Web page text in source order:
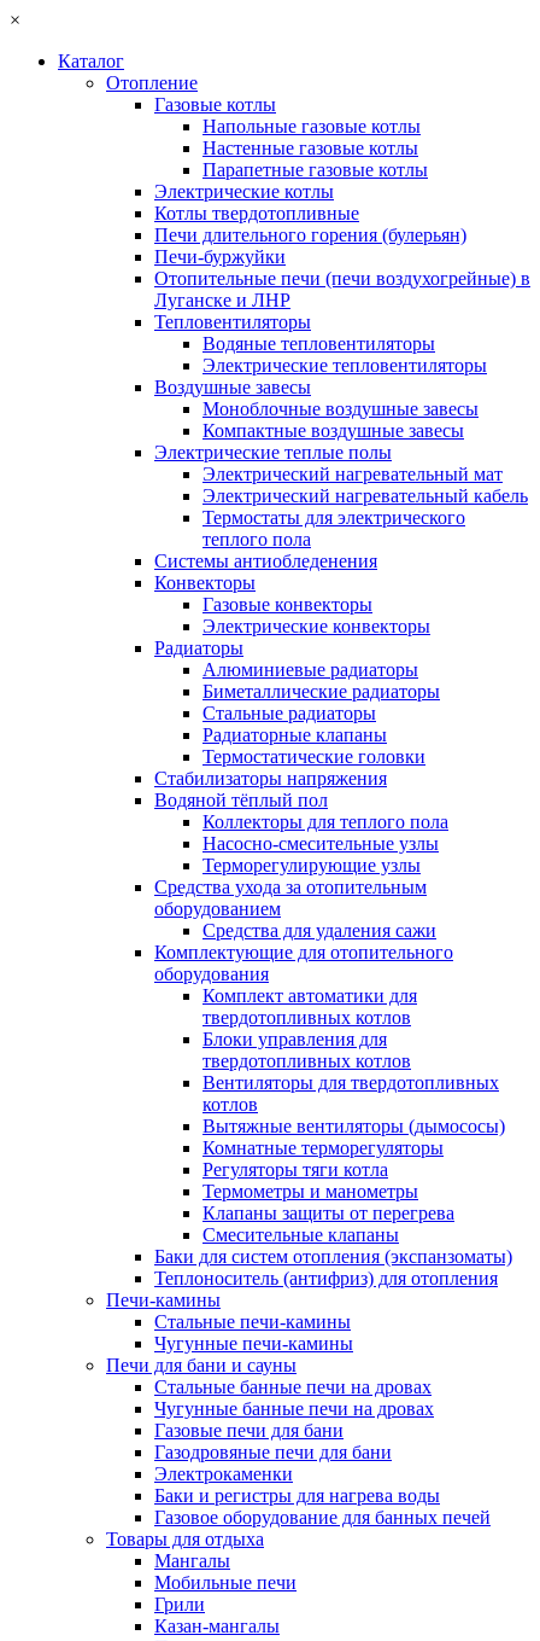
×
Каталог
Отопление
Газовые котлы
Напольные газовые котлы
Настенные газовые котлы
Парапетные газовые котлы
Электрические котлы
Котлы твердотопливные
Печи длительного горения (булерьян)
Печи-буржуйки
Отопительные печи (печи воздухогрейные) в
Луганске и ЛНР
Тепловентиляторы
Водяные тепловентиляторы
Электрические тепловентиляторы
Воздушные завесы
Моноблочные воздушные завесы
Компактные воздушные завесы
Электрические теплые полы
Электрический нагревательный мат
Электрический нагревательный кабель
Термостаты для электрического
теплого пола
Системы антиобледенения
Конвекторы
Газовые конвекторы
Электрические конвекторы
Радиаторы
Алюминиевые радиаторы
Биметаллические радиаторы
Стальные радиаторы
Радиаторные клапаны
Термостатические головки
Стабилизаторы напряжения
Водяной тёплый пол
Коллекторы для теплого пола
Насосно-смесительные узлы
Терморегулирующие узлы
Средства ухода за отопительным
оборудованием
Средства для удаления сажи
Комплектующие для отопительного
оборудования
Комплект автоматики для
твердотопливных котлов
Блоки управления для
твердотопливных котлов
Вентиляторы для твердотопливных
котлов
Вытяжные вентиляторы (дымососы)
Комнатные терморегуляторы
Регуляторы тяги котла
Термометры и манометры
Клапаны защиты от перегрева
Смесительные клапаны
Баки для систем отопления (экспанзоматы)
Теплоноситель (антифриз) для отопления
Печи-камины
Стальные печи-камины
Чугунные печи-камины
Печи для бани и сауны
Стальные банные печи на дровах
Чугунные банные печи на дровах
Газовые печи для бани
Газодровяные печи для бани
Электрокаменки
Баки и регистры для нагрева воды
Газовое оборудование для банных печей
Товары для отдыха
Мангалы
Мобильные печи
Грили
Казан-мангалы